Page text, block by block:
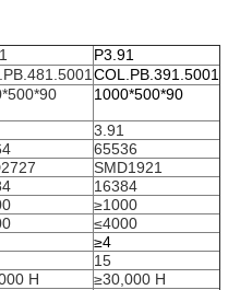
P3.91
COL.PB.391.5001
1000*500*90
3.91
65536
SMD1921
16384
≥1000
≤4000
≥4
15
H
≥30,000 H